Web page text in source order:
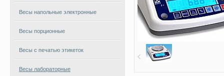
Весы напольные электронные
Весы порционные
Весы с печатью этикеток
Весы лабораторные